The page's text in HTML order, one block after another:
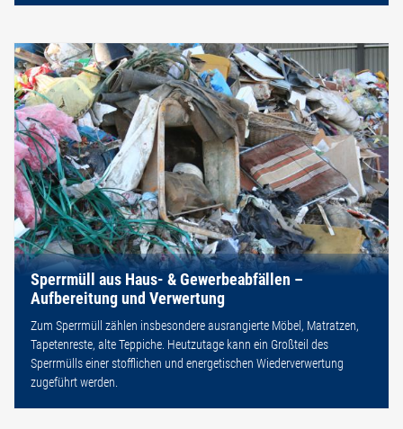
Sperrmüll aus Haus- & Gewerbeabfällen –
Aufbereitung und Verwertung
Zum Sperrmüll zählen insbesondere ausrangierte Möbel, Matratzen,
Tapetenreste, alte Teppiche. Heutzutage kann ein Großteil des
Sperrmülls einer stofflichen und energetischen Wiederverwertung
zugeführt werden.